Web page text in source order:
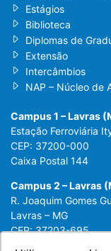
Estágios
Biblioteca
Diplomas de
Extensão
Intercâmbios
NAP – Núcleo de
Campus 1 – Lavras
Estação Ferroviária
CEP: 37200-000
Caixa Postal 144
Campus 2 – Lavras
R. Joaquim Gomes
Lavras – MG
CEP: 37203-695